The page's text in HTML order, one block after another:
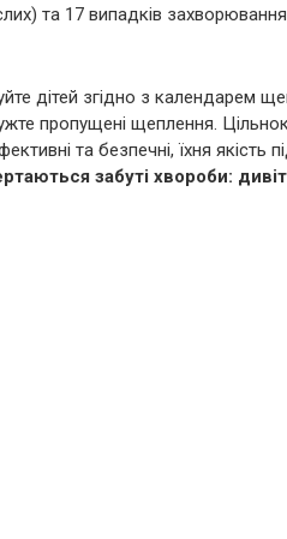
та 17 випадків
дітей згідно з календарем
пропущені щеплення.
та безпечні, їхня якість
забуті хвороби: